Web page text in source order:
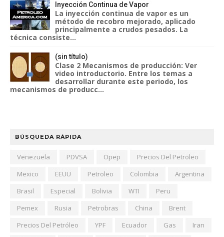
Inyección Continua de Vapor
La inyección continua de vapor es un
método de recobro mejorado, aplicado
principalmente a crudos pesados. La
técnica consiste...
(sin título)
Clase 2 Mecanismos de producción: Ver
video introductorio. Entre los temas a
desarrollar durante este periodo, los
mecanismos de producc...
BÚSQUEDA RÁPIDA
Venezuela PDVSA Opep
Precios Del Petroleo
Mexico
EEUU Petroleo Colombia
Argentina
Brasil
Especial Bolivia WTI
Peru
Pemex
Rusia Petrobras China
Brent
Precios Del Petróleo
YPF Ecuador Gas
Iran